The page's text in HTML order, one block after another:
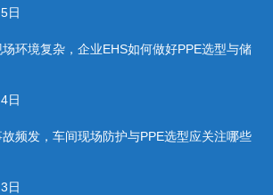
日
环境复杂，企业EHS如何做好PPE选型与储
日
频发，车间现场防护与PPE选型应关注哪些
日